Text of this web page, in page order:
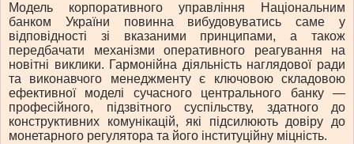
Модель корпоративного управління Національним
банком України повинна вибудовуватись саме у
відповідності зі вказаними принципами, а також
передбачати механізми оперативного реагування на
новітні виклики. Гармонійна діяльність наглядової ради
та виконавчого менеджменту є ключовою складовою
ефективної моделі сучасного центрального банку —
професійного, підзвітного суспільству, здатного до
конструктивних комунікацій, які підсилюють довіру до
монетарного регулятора та його інституційну міцність.